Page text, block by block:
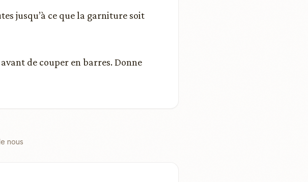
jusqu’à ce que la garniture soit
de couper en barres. Donne
nous